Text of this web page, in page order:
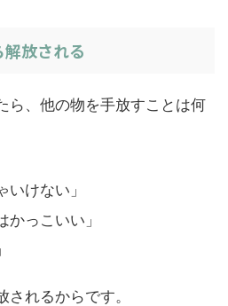
放される
ら、他の物を手放すことは何
いけない」
かっこいい」
れるからです。